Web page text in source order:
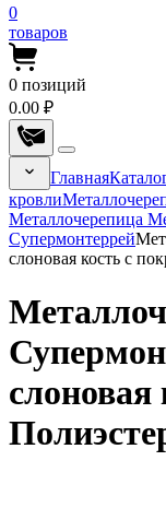
0
товаров
0 позиций
0.00 ₽
Главная
кровли
Металлочерепица
Супермонтеррей
слоновая кость с